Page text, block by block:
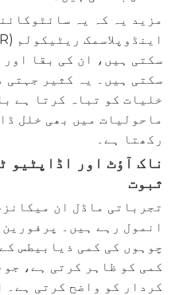
سکتی ہیں، ان کی بقا
خلیات کو تباہ کرتا ہے
ماحولیات میں بھی خلل
رکھتا ہے۔
ناک آؤٹ اور اڈاپٹیو
ثبوت
تجرباتی ماڈل ان
انمول رہے ہیں۔
چوہوں کی کمی ذیابیطس
کردار کو واضح کرتی ہے۔